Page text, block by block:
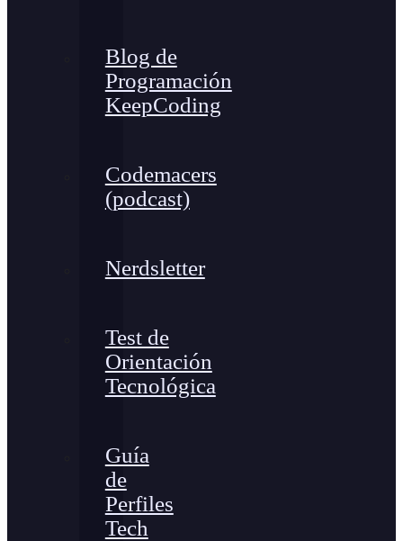
Blog de
Programación
KeepCoding
Codemacers
(podcast)
Nerdsletter
Test de
Orientación
Tecnológica
Guía
de
Perfiles
Tech